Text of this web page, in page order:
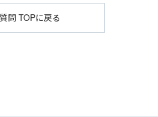
問 TOPに戻る